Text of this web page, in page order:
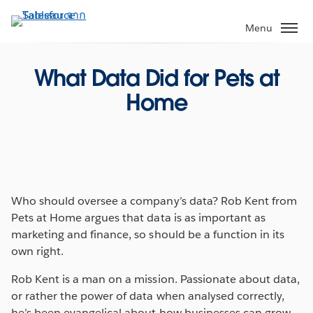
ไป
Menu
What Data Did for Pets at
Home
Who should oversee a company’s data? Rob Kent from
Pets at Home argues that data is as important as
marketing and finance, so should be a function in its
own right.
Rob Kent is a man on a mission. Passionate about data,
or rather the power of data when analysed correctly,